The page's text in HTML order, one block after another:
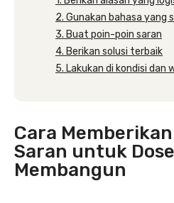
2. Gunakan bahasa yang
3. Buat poin-poin saran
4. Berikan solusi terbaik
5. Lakukan di kondisi
Cara
Saran untuk
Membangun